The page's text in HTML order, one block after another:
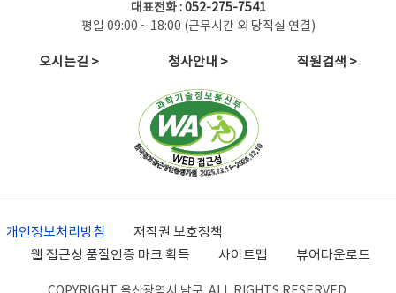
대표전화 :052-275-7541
평일 09:00 ~ 18:00 (근무시간 외 당직실 연결)
오시는길 > 청사안내 > 직원검색 >
개인정보처리방침
저작권 보호정책
웹 접근성 품질인증 마크 획득
사이트맵 뷰어다운로드